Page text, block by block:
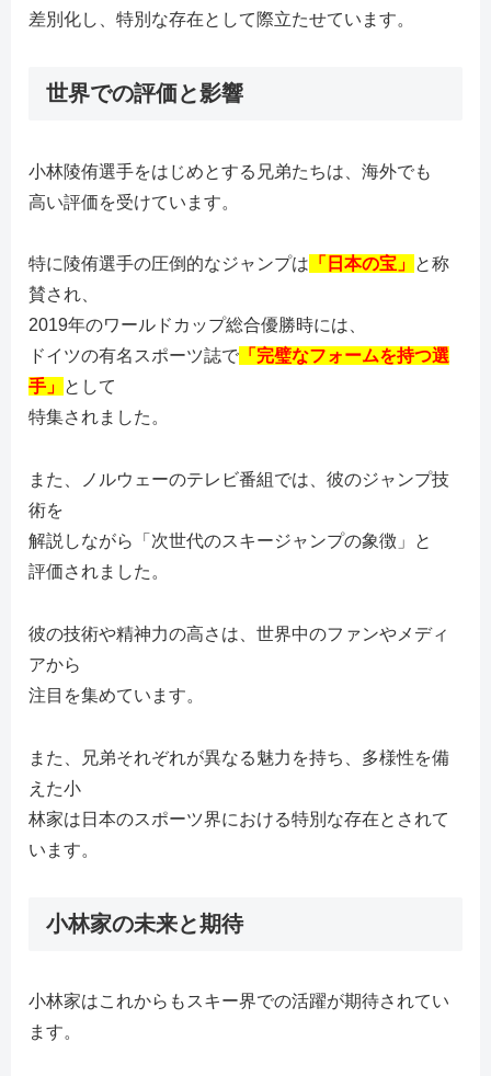
差別化し、特別な存在として際立たせています。
世界での評価と影響
小林陵侑選手をはじめとする兄弟たちは、海外でも
高い評価を受けています。
特に陵侑選手の圧倒的なジャンプは 「日本の宝」 と称
賛され、
2019年のワールドカップ総合優勝時には、
ドイツの有名スポーツ誌で 「完璧なフォームを持つ選
手」 として
特集されました。
また、ノルウェーのテレビ番組では、彼のジャンプ技
術を
解説しながら「次世代のスキージャンプの象徴」と
評価されました。
彼の技術や精神力の高さは、世界中のファンやメディ
アから
注目を集めています。
また、兄弟それぞれが異なる魅力を持ち、多様性を備
えた小
林家は日本のスポーツ界における特別な存在とされて
います。
小林家の未来と期待
小林家はこれからもスキー界での活躍が期待されてい
ます。